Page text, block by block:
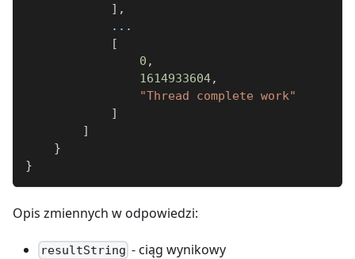
] ,
            ...
[
0 ,
1614933604,
"Thread complete work"
]
]
}
}
Opis zmiennych w odpowiedzi:
resultString - ciąg wynikowy